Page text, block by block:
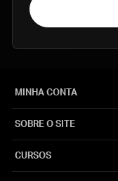
MINHA CONTA
SOBRE O SITE
CURSOS